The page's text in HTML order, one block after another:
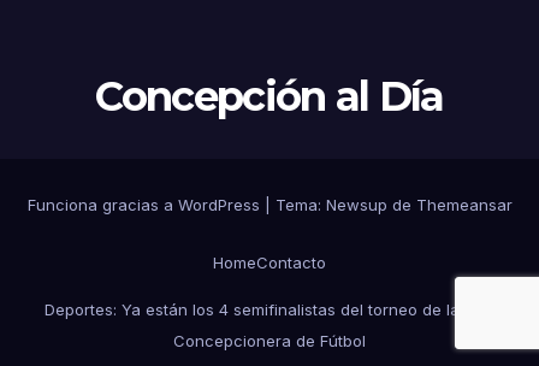
Concepción al Día
Funciona gracias a WordPress Tema: Newsup de Themeansar
HomeContacto
Deportes: Ya están los 4 semifinalistas del torneo de la Liga
Concepcionera de Fútbol